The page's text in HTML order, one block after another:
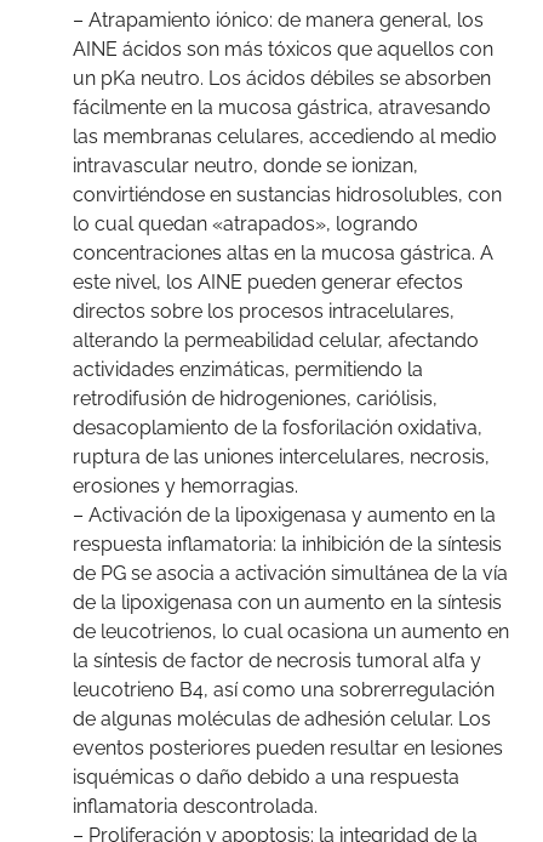
– Atrapamiento iónico: de manera general, los
AINE ácidos son más tóxicos que aquellos con
un pKa neutro. Los ácidos débiles se absorben
fácilmente en la mucosa gástrica, atravesando
las membranas celulares, accediendo al medio
intravascular neutro, donde se ionizan,
convirtiéndose en sustancias hidrosolubles, con
lo cual quedan «atrapados», logrando
concentraciones altas en la mucosa gástrica. A
este nivel, los AINE pueden generar efectos
directos sobre los procesos intracelulares,
alterando la permeabilidad celular, afectando
actividades enzimáticas, permitiendo la
retrodifusión de hidrogeniones, cariólisis,
desacoplamiento de la fosforilación oxidativa,
ruptura de las uniones intercelulares, necrosis,
erosiones y hemorragias.
– Activación de la lipoxigenasa y aumento en la
respuesta inflamatoria: la inhibición de la síntesis
de PG se asocia a activación simultánea de la vía
de la lipoxigenasa con un aumento en la síntesis
de leucotrienos, lo cual ocasiona un aumento en
la síntesis de factor de necrosis tumoral alfa y
leucotrieno B4, así como una sobrerregulación
de algunas moléculas de adhesión celular. Los
eventos posteriores pueden resultar en lesiones
isquémicas o daño debido a una respuesta
inflamatoria descontrolada.
– Proliferación y apoptosis: la integridad de la